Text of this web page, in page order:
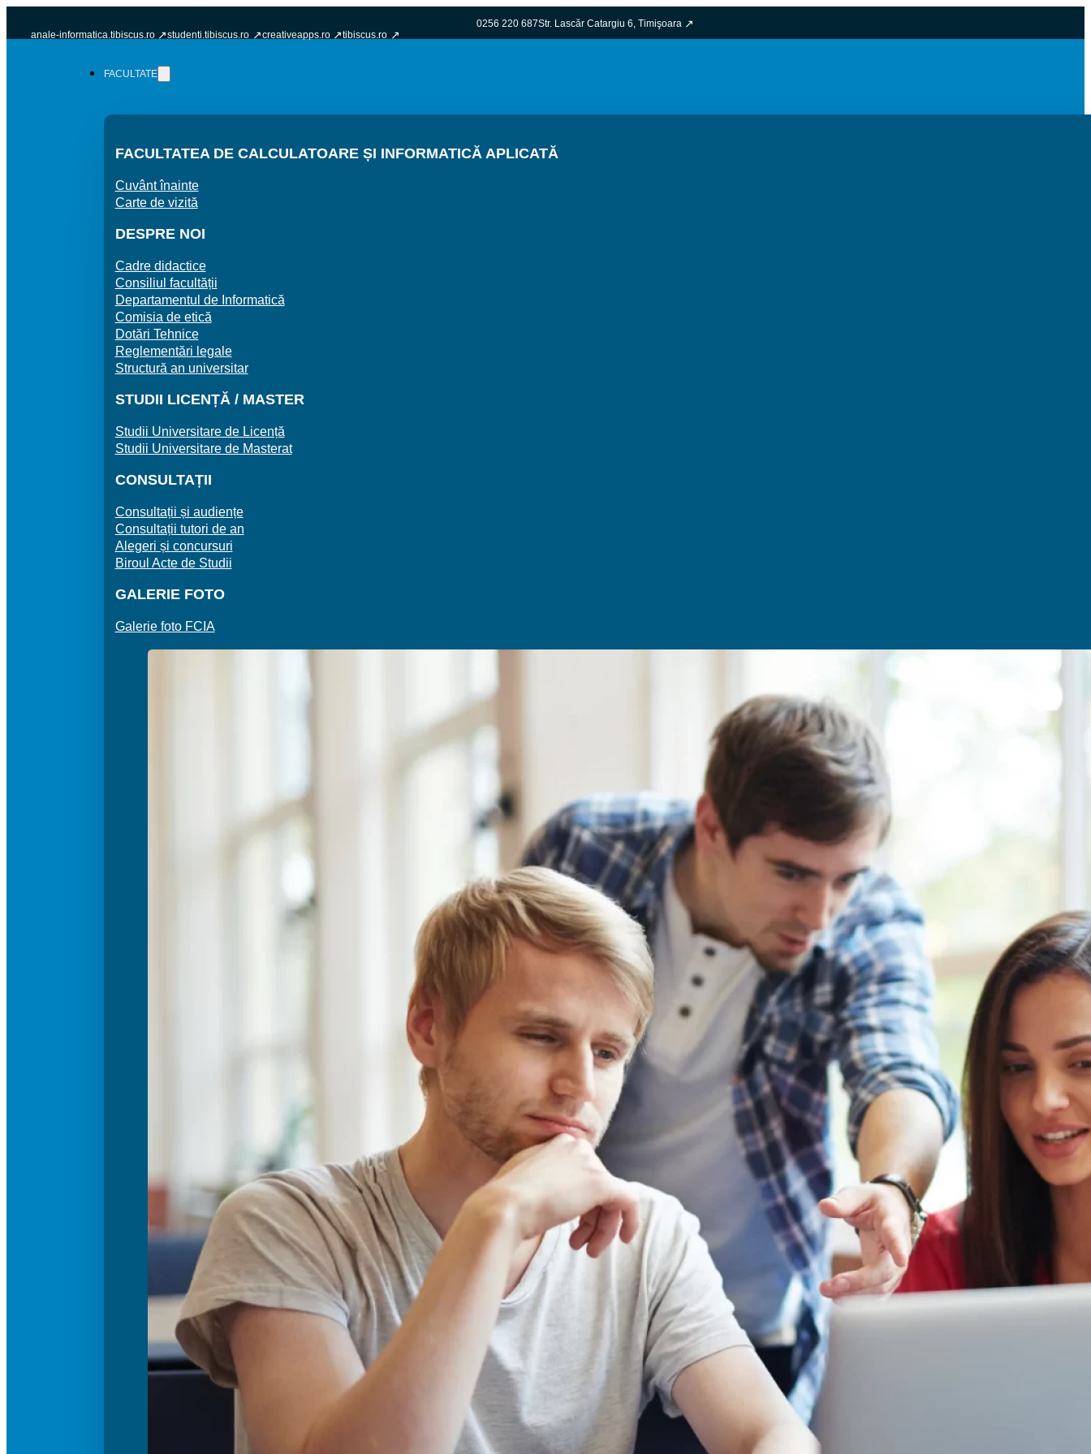
0256 220 687Str. Lascăr Catargiu 6, Timişoara
anale-informatica.tibiscus.ro
studenti.tibiscus.ro creativeapps.ro tibiscus.ro
FACULTATE
FACULTATEA DE CALCULATOARE ȘI INFORMATICĂ APLICATĂ
Cuvânt înainte
Carte de vizită
DESPRE NOI
Cadre didactice
Consiliul facultății
Departamentul de Informatică
Comisia de etică
Dotări Tehnice
Reglementări legale
Structură an universitar
STUDII LICENȚĂ / MASTER
Studii Universitare de Licență
Studii Universitare de Masterat
CONSULTAȚII
Consultații și audiențe
Consultații tutori de an
Alegeri și concursuri
Biroul Acte de Studii
GALERIE FOTO
Galerie foto FCIA